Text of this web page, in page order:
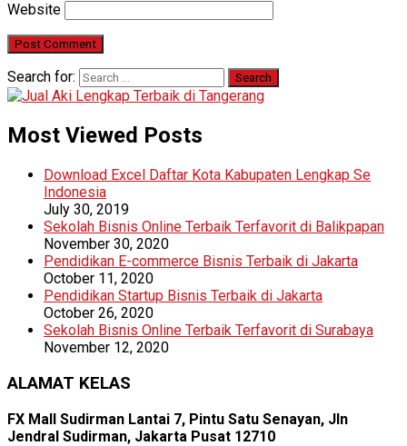
Website
Search for:
Most Viewed Posts
Download Excel Daftar Kota Kabupaten Lengkap Se
Indonesia
July 30, 2019
Sekolah Bisnis Online Terbaik Terfavorit di Balikpapan
November 30, 2020
Pendidikan E-commerce Bisnis Terbaik di Jakarta
October 11, 2020
Pendidikan Startup Bisnis Terbaik di Jakarta
October 26, 2020
Sekolah Bisnis Online Terbaik Terfavorit di Surabaya
November 12, 2020
ALAMAT KELAS
FX Mall Sudirman Lantai 7, Pintu Satu Senayan, Jln
Jendral Sudirman, Jakarta Pusat 12710